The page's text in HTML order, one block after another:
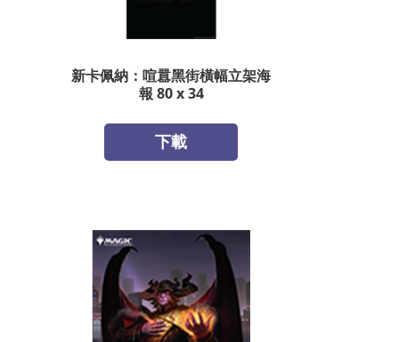
新卡佩納：喧囂黑街橫幅立架海
報 80 x 34
下載